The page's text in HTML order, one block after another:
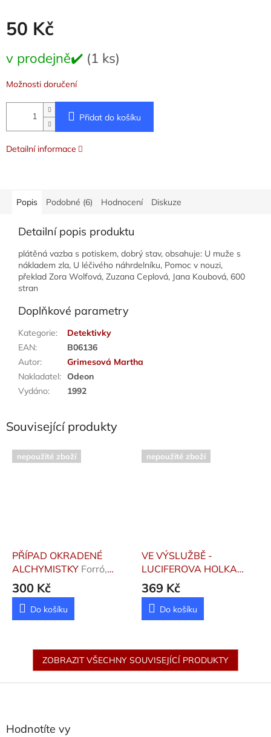
50 Kč
cena:
v prodejně✔️ (1 ks)
Možnosti doručení
Přidat do košíku
Detailní informace
Popis Podobné (6) Hodnocení Diskuze
Detailní popis produktu
plátěná vazba s potiskem, dobrý stav, obsahuje: U muže s
nákladem zla, U léčivého náhrdelníku, Pomoc v nouzi,
překlad Zora Wolfová, Zuzana Ceplová, Jana Koubová, 600
stran
Doplňkové parametry
Kategorie:
Detektivky
EAN:
B06136
Autor:
Grimesová Martha
Nakladatel: Odeon
Vydáno: 1992
Související produkty
nepoužité zboží
PŘÍPAD OKRADENÉ
ALCHYMISTKY Forró,
Markéta
300 Kč
Do košíku
nepoužité zboží
VE VÝSLUŽBĚ -
LUCIFEROVA HOLKA
Goffa Martin
369 Kč
Do košíku
ZOBRAZIT VŠECHNY SOUVISEJÍCÍ PRODUKTY
Hodnotíte vy